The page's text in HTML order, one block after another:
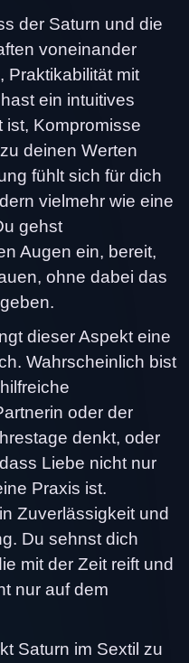
der Saturn und die
voneinander
Praktikabilität mit
ein intuitives
ist, Kompromisse
deinen Werten
fühlt sich für dich
vielmehr wie eine
gehst
Augen ein, bereit,
ohne dabei das
dieser Aspekt eine
Wahrscheinlich bist
oder der
denkt, oder
Liebe nicht nur
Praxis ist.
Zuverlässigkeit und
Du sehnst dich
mit der Zeit reift und
nur auf dem
Saturn im Sextil zu